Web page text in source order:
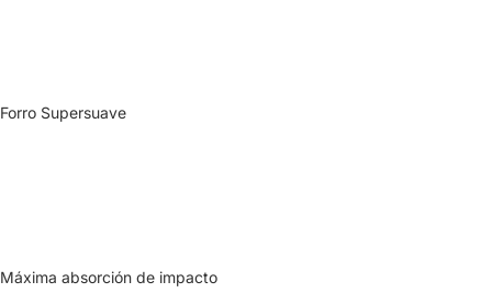
Forro Supersuave
Máxima absorción de impacto